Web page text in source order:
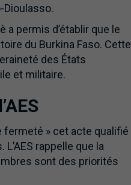
Dioulasso.
permis d’établir que le
du Burkina Faso. Cette
des États
et militaire.
fermeté » cet acte qualifié
rappelle que la
sont des priorités